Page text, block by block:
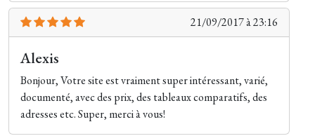
21/09/2017 à 23:16
Alexis
Bonjour, Votre site est vraiment super intéressant, varié,
documenté, avec des prix, des tableaux comparatifs, des
adresses etc. Super, merci à vous!